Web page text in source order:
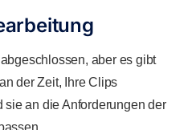
aber es gibt
der Zeit, Ihre Clips
an die Anforderungen der